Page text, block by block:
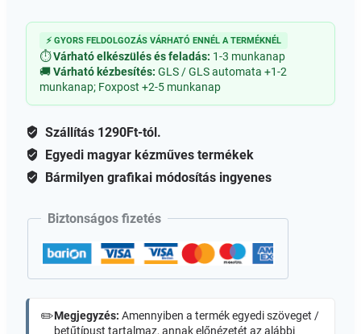
mennyiség
⚡ GYORS FELDOLGOZÁS VÁRHATÓ ENNÉL A TERMÉKNÉL
⏱Várható elkészülés és feladás: 1-3 munkanap
🚚Várható kézbesítés: GLS / GLS automata +1-2
munkanap; Foxpost +2-5 munkanap
Szállítás 1290Ft-tól.
Egyedi magyar kézműves termékek
Bármilyen grafikai módosítás ingyenes
Biztonságos fizetés
✏️Megjegyzés: Amennyiben a termék egyedi szöveget /
betűtípust tartalmaz, annak előnézetét az alábbi